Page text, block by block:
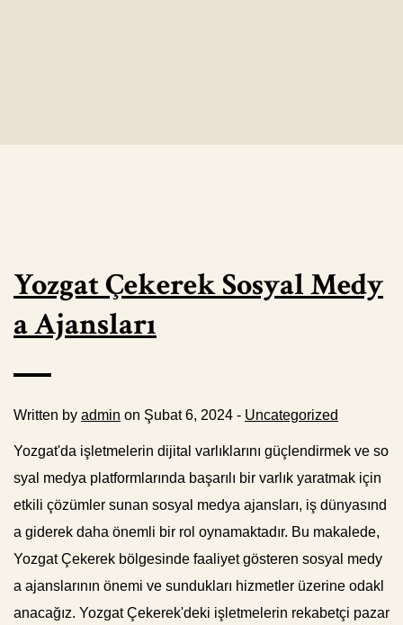
Yozgat Çekerek Sosyal Medy
a Ajansları
Written by admin on Şubat 6, 2024 - Uncategorized
Yozgat'da işletmelerin dijital varlıklarını güçlendirmek ve so
syal medya platformlarında başarılı bir varlık yaratmak için
etkili çözümler sunan sosyal medya ajansları, iş dünyasınd
a giderek daha önemli bir rol oynamaktadır. Bu makalede,
Yozgat Çekerek bölgesinde faaliyet gösteren sosyal medy
a ajanslarının önemi ve sundukları hizmetler üzerine odakl
anacağız. Yozgat Çekerek'deki işletmelerin rekabetçi pazar